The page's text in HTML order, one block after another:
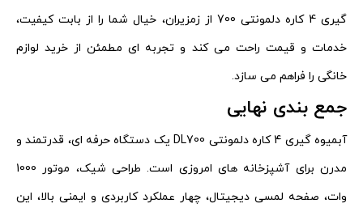
گیری 4 کاره دلمونتی 700 از زمزیران، خیال شما را از بابت کیفیت،
خدمات و قیمت راحت می کند و تجربه ای مطمئن از خرید لوازم
خانگی را فراهم می سازد.
جمع بندی نهایی
آبمیوه گیری 4 کاره دلمونتی DL700 یک دستگاه حرفه ای، قدرتمند و
مدرن برای آشپزخانه های امروزی است. طراحی شیک، موتور 1000
وات، صفحه لمسی دیجیتال، چهار عملکرد کاربردی و ایمنی بالا، این